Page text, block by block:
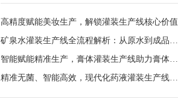
高精度赋能美妆生产，解锁灌装生产线核心价值
矿泉水灌装生产线全流程解析：从原水到成品的品质守护
智能赋能精准生产，膏体灌装生产线助力膏体行业提质增效
精准无菌、智能高效，现代化药液灌装生产线赋能制药行业升级